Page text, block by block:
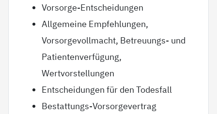
Vorsorge-Entscheidungen
Allgemeine Empfehlungen,
Vorsorgevollmacht, Betreuungs- und
Patientenverfügung,
Wertvorstellungen
Entscheidungen für den Todesfall
Bestattungs-Vorsorgevertrag